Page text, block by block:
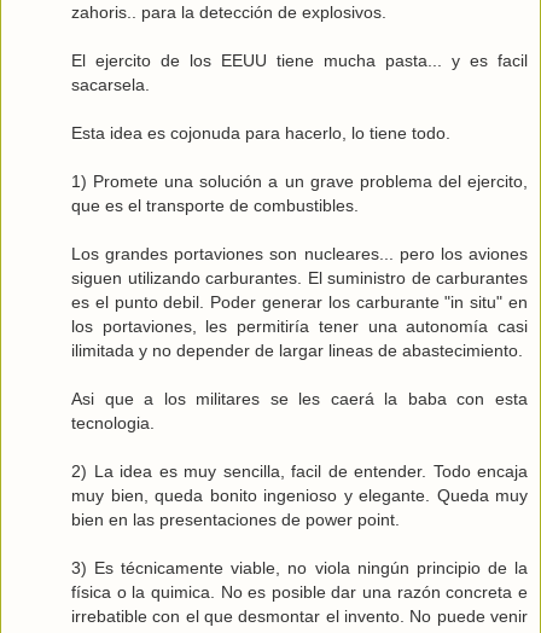
zahoris.. para la detección de explosivos.
El ejercito de los EEUU tiene mucha pasta... y es facil
sacarsela.
Esta idea es cojonuda para hacerlo, lo tiene todo.
1) Promete una solución a un grave problema del ejercito,
que es el transporte de combustibles.
Los grandes portaviones son nucleares... pero los aviones
siguen utilizando carburantes. El suministro de carburantes
es el punto debil. Poder generar los carburante "in situ" en
los portaviones, les permitiría tener una autonomía casi
ilimitada y no depender de largar lineas de abastecimiento.
Asi que a los militares se les caerá la baba con esta
tecnologia.
2) La idea es muy sencilla, facil de entender. Todo encaja
muy bien, queda bonito ingenioso y elegante. Queda muy
bien en las presentaciones de power point.
3) Es técnicamente viable, no viola ningún principio de la
física o la quimica. No es posible dar una razón concreta e
irrebatible con el que desmontar el invento. No puede venir